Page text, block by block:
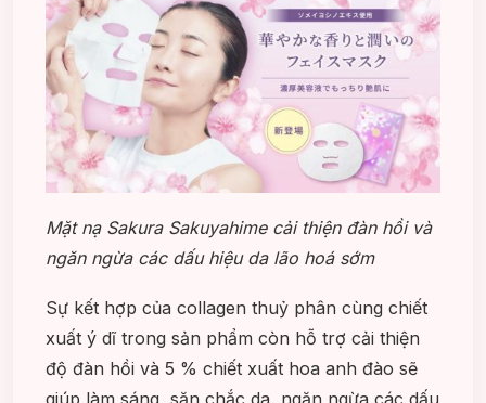
Mặt nạ Sakura Sakuyahime cải thiện đàn hồi và
ngăn ngừa các dấu hiệu da lão hoá sớm
Sự kết hợp của collagen thuỷ phân cùng chiết
xuất ý dĩ trong sản phẩm còn hỗ trợ cải thiện
độ đàn hồi và 5 % chiết xuất hoa anh đào sẽ
giúp làm sáng, săn chắc da, ngăn ngừa các dấu